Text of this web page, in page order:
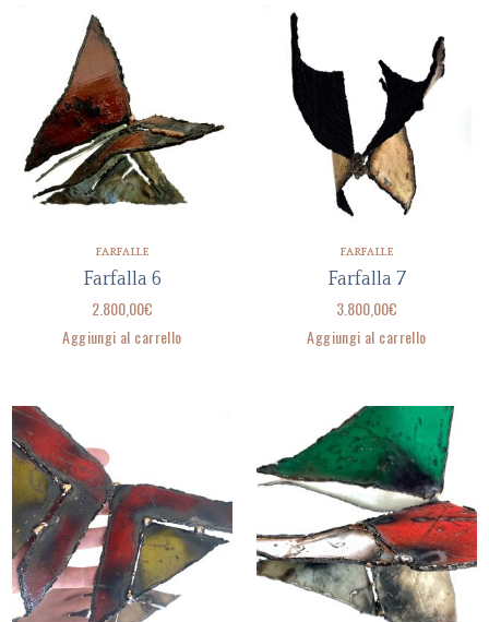
FARFALLE
Farfalla 6
2.800,00€
Aggiungi al carrello
FARFALLE
Farfalla 7
3.800,00€
Aggiungi al carrello